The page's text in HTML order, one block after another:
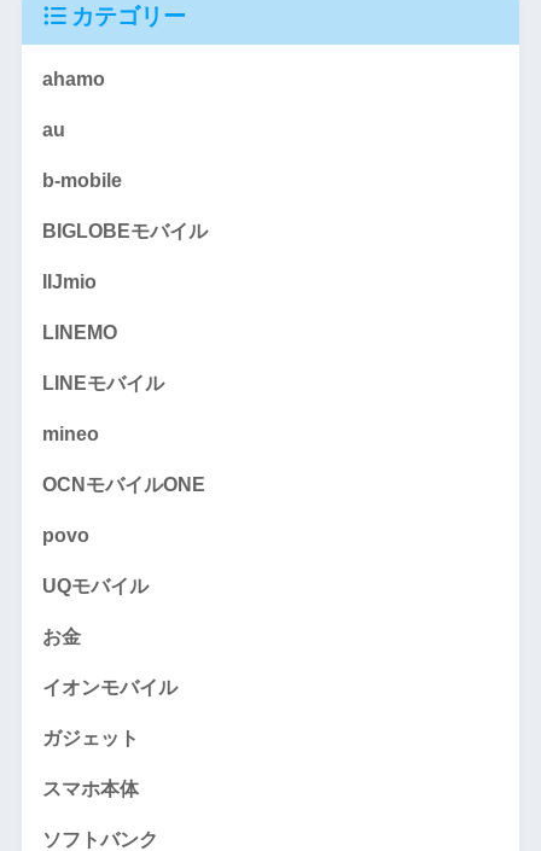
カテゴリー
ahamo
au
b-mobile
BIGLOBEモバイル
IIJmio
LINEMO
LINEモバイル
mineo
OCNモバイルONE
povo
UQモバイル
お金
イオンモバイル
ガジェット
スマホ本体
ソフトバンク